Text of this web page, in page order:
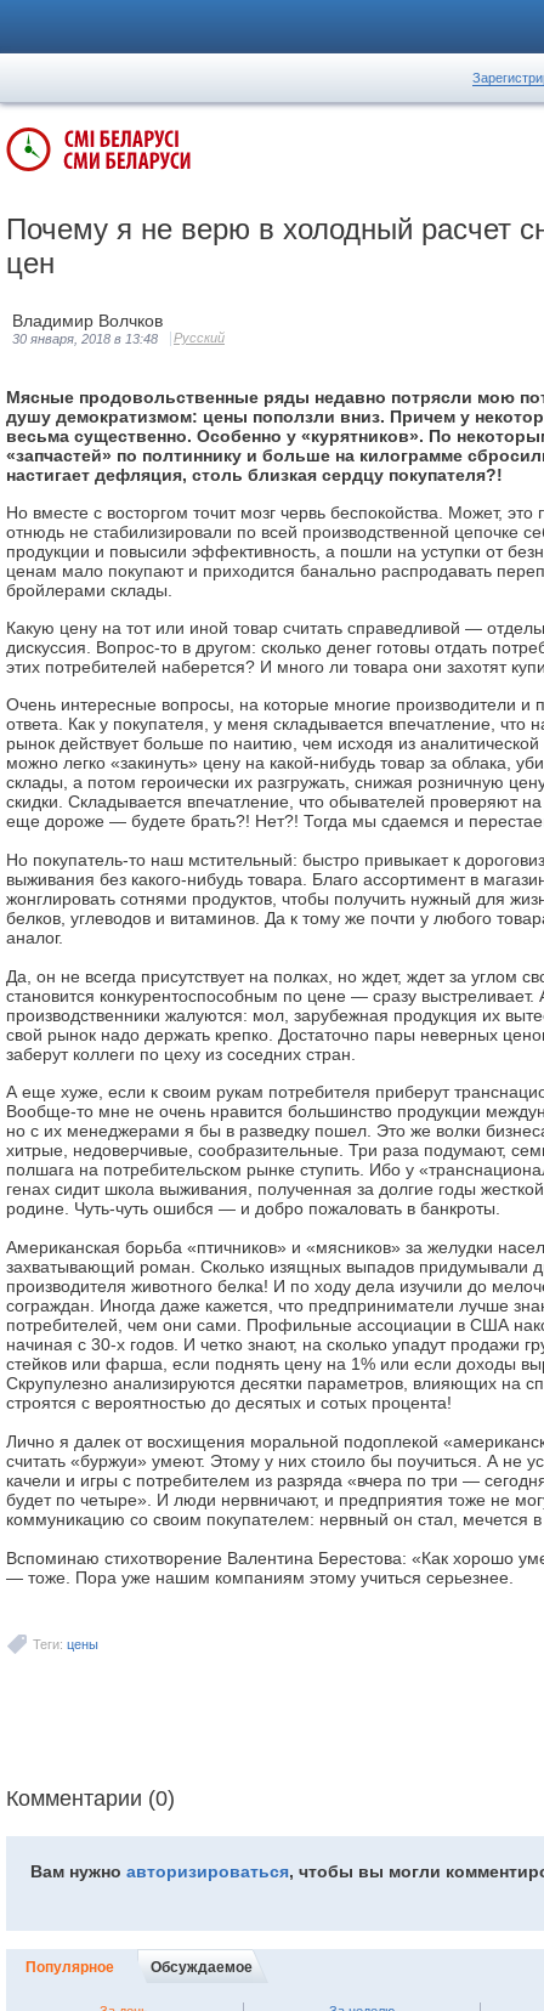
Почему я не верю в холодный расчет
цен
Владимир Волчков
30 января, 2018 в 13:48 Русский
Мясные продовольственные ряды недавно потрясли мою
душу демократизмом: цены поползли вниз. Причем у
весьма существенно. Особенно у «курятников». По
«запчастей» по полтиннику и больше на килограмме
настигает дефляция, столь близкая сердцу покупателя?!
Но вместе с восторгом точит мозг червь беспокойства. Может,
отнюдь не стабилизировали по всей производственной цепочке
продукции и повысили эффективность, а пошли на уступки от
ценам мало покупают и приходится банально распродавать
бройлерами склады.
Какую цену на тот или иной товар считать справедливой —
дискуссия. Вопрос-то в другом: сколько денег готовы отдать
этих потребителей наберется? И много ли товара они захотят
Очень интересные вопросы, на которые многие производители и
ответа. Как у покупателя, у меня складывается впечатление, что
рынок действует больше по наитию, чем исходя из
можно легко «закинуть» цену на какой-нибудь товар за облака,
склады, а потом героически их разгружать, снижая розничную
скидки. Складывается впечатление, что обывателей проверяют
еще дороже — будете брать?! Нет?! Тогда мы сдаемся и
Но покупатель-то наш мстительный: быстро привыкает к
выживания без какого-нибудь товара. Благо ассортимент в
жонглировать сотнями продуктов, чтобы получить нужный для
белков, углеводов и витаминов. Да к тому же почти у любого
аналог.
Да, он не всегда присутствует на полках, но ждет, ждет за углом
становится конкурентоспособным по цене — сразу
производственники жалуются: мол, зарубежная продукция их
свой рынок надо держать крепко. Достаточно пары неверных
заберут коллеги по цеху из соседних стран.
А еще хуже, если к своим рукам потребителя приберут
Вообще-то мне не очень нравится большинство продукции
но с их менеджерами я бы в разведку пошел. Это же волки
хитрые, недоверчивые, сообразительные. Три раза подумают,
полшага на потребительском рынке ступить. Ибо у
генах сидит школа выживания, полученная за долгие годы
родине. Чуть-чуть ошибся — и добро пожаловать в банкроты.
Американская борьба «птичников» и «мясников» за желудки
захватывающий роман. Сколько изящных выпадов придумывали
производителя животного белка! И по ходу дела изучили до
сограждан. Иногда даже кажется, что предприниматели лучше
потребителей, чем они сами. Профильные ассоциации в США
начиная с 30-х годов. И четко знают, на сколько упадут продажи
стейков или фарша, если поднять цену на 1% или если доходы
Скрупулезно анализируются десятки параметров, влияющих на
строятся с вероятностью до десятых и сотых процента!
Лично я далек от восхищения моральной подоплекой
считать «буржуи» умеют. Этому у них стоило бы поучиться. А не
качели и игры с потребителем из разряда «вчера по три —
будет по четыре». И люди нервничают, и предприятия тоже не
коммуникацию со своим покупателем: нервный он стал, мечется
Вспоминаю стихотворение Валентина Берестова: «Как хорошо
— тоже. Пора уже нашим компаниям этому учиться серьезнее.
Теги: цены
Комментарии (0)
Вам нужно авторизироваться, чтобы вы могли
Популярное Обсуждаемое